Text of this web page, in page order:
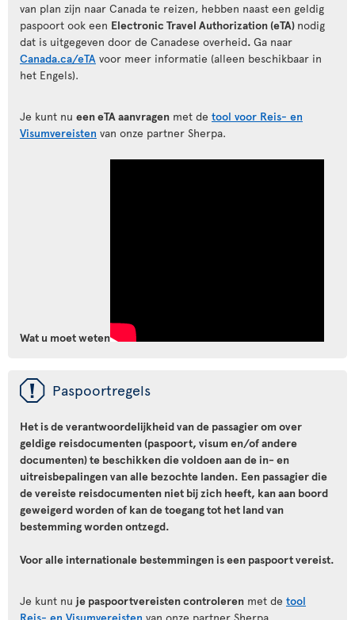
van plan zijn naar Canada te reizen, hebben naast een geldig
paspoort ook een Electronic Travel Authorization (eTA) nodig
dat is uitgegeven door de Canadese overheid. Ga naar
Canada.ca/eTA voor meer informatie (alleen beschikbaar in
het Engels).
Je kunt nu een eTA aanvragen met de tool voor Reis- en
Visumvereisten van onze partner Sherpa.
Wat u moet weten
ü Paspoortregels
Het is de verantwoordelijkheid van de passagier om over
geldige reisdocumenten (paspoort, visum en/of andere
documenten) te beschikken die voldoen aan de in- en
uitreisbepalingen van alle bezochte landen. Een passagier die
de vereiste reisdocumenten niet bij zich heeft, kan aan boord
geweigerd worden of kan de toegang tot het land van
bestemming worden ontzegd.
Voor alle internationale bestemmingen is een paspoort vereist.
Je kunt nu je paspoortvereisten controleren met de tool